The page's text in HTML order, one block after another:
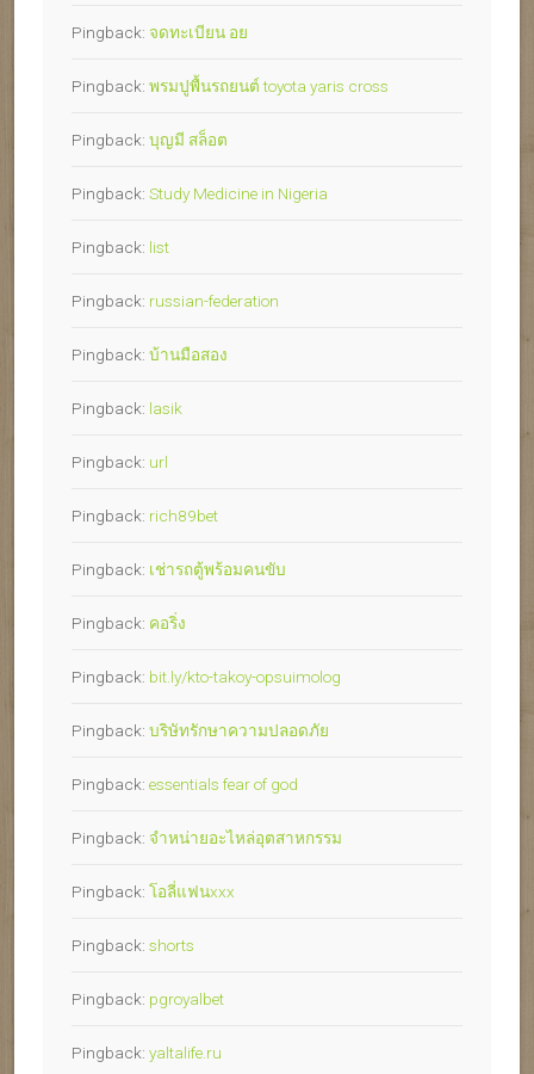
Pingback: จดทะเบียน อย
Pingback: พรมปูพื้นรถยนต์ toyota yaris cross
Pingback: บุญมี สล็อต
Pingback: Study Medicine in Nigeria
Pingback: list
Pingback: russian-federation
Pingback: บ้านมือสอง
Pingback: lasik
Pingback: url
Pingback: rich89bet
Pingback: เช่ารถตู้พร้อมคนขับ
Pingback: คอริ่ง
Pingback: bit.ly/kto-takoy-opsuimolog
Pingback: บริษัทรักษาความปลอดภัย
Pingback: essentials fear of god
Pingback: จำหน่ายอะไหล่อุตสาหกรรม
Pingback: โอลี่แฟนxxx
Pingback: shorts
Pingback: pgroyalbet
Pingback: yaltalife.ru